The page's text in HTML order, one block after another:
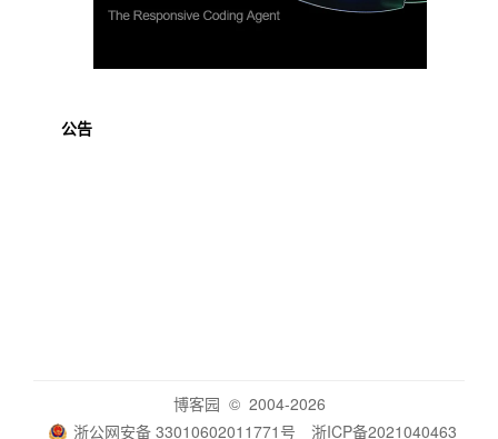
公告
博客园 © 2004-2026
浙公网安备 33010602011771号
浙ICP备2021040463